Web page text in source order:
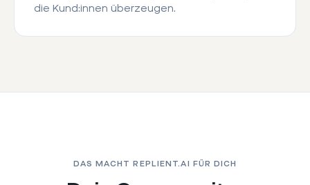
die Kund:innen überzeugen.
DAS MACHT REPLIENT.AI FÜR DICH